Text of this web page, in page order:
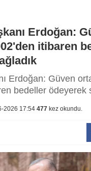
Erdoğan:
itibaren
Erdoğan: Güven
bedeller ödeyerek
2026 17:54 477 kez okundu.